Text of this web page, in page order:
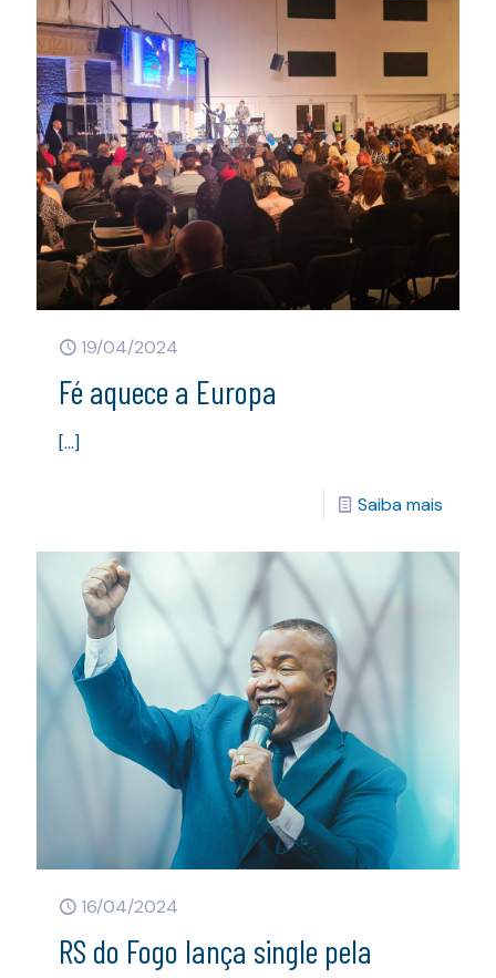
19/04/2024
Fé aquece a Europa
[…]
Saiba mais
16/04/2024
RS do Fogo lança single pela